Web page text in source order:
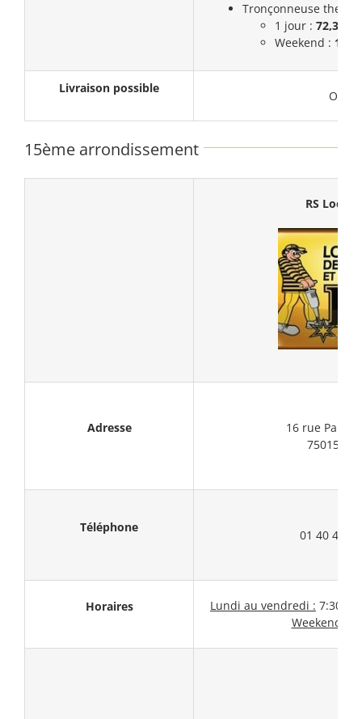
Tronçonneuse
1 jour : 72,3€
Weekend :
Livraison possible
Oui
15ème arrondissement
RS
Adresse
16 rue Paul
75015
Téléphone
01 40 45
Horaires Lundi au vendredi : 7:30 –
Weekend :